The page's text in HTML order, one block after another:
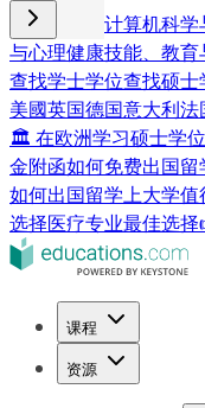
商业与管理 计算机科
与心理健康技能、教育
查找学士学位查找硕士
美國英国德国意大利法
🏛 在欧洲学习硕士学位
金附函如何免费出国留
如何出国留学上大学值
选择医疗专业最佳选择
课程
资源